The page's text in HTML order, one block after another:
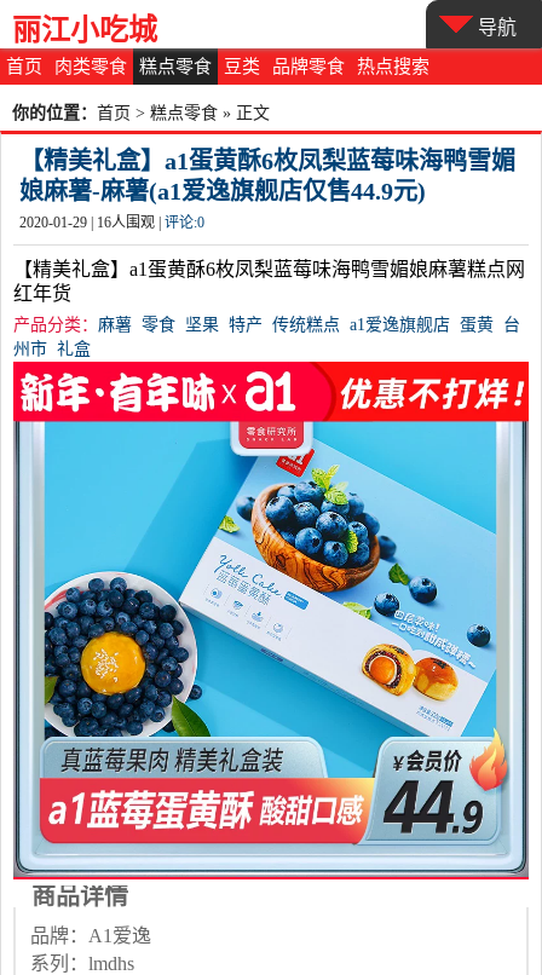
首页 肉类零食 糕点零食 豆类 品牌零食 热点搜索
丽江小吃城 导航
你的位置： 首页 > 糕点零食 » 正文
【精美礼盒】a1蛋黄酥6枚凤梨蓝莓味海鸭雪媚
娘麻薯-麻薯(a1爱逸旗舰店仅售44.9元)
2020-01-29 | 16人围观 | 评论:0
【精美礼盒】a1蛋黄酥6枚凤梨蓝莓味海鸭雪媚娘麻薯糕点网
红年货
产品分类： 麻薯 零食 坚果 特产 传统糕点 a1爱逸旗舰店 蛋黄 台
州市 礼盒
商品详情
品牌：A1爱逸
系列：lmdhs